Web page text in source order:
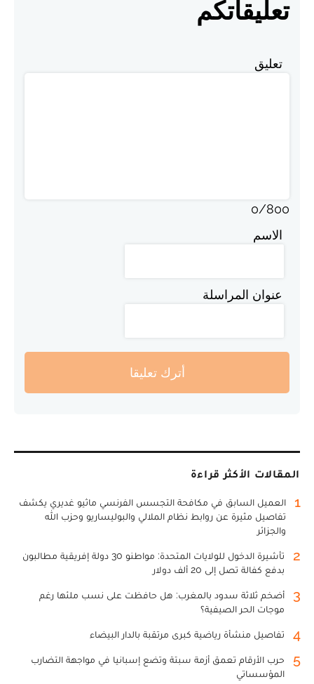
تعليقاتكم
تعليق
0/800
الاسم
عنوان المراسلة
أترك تعليقا
المقالات الأكثر قراءة
1
العميل السابق في مكافحة التجسس الفرنسي ماثيو غديري يكشف
تفاصيل مثيرة عن روابط نظام الملالي والبوليساريو وحزب الله
والجزائر
2
تأشيرة الدخول للولايات المتحدة: مواطنو 30 دولة إفريقية مطالبون
بدفع كفالة تصل إلى 20 ألف دولار
3
أضخم ثلاثة سدود بالمغرب: هل حافظت على نسب ملئها رغم
موجات الحر الصيفية؟
4 تفاصيل منشأة رياضية كبرى مرتقبة بالدار البيضاء
5
حرب الأرقام تعمق أزمة سبتة وتضع إسبانيا في مواجهة التضارب
المؤسساتي